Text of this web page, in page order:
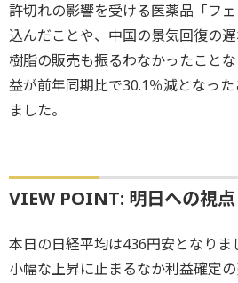
許切れの影響を受ける医薬品「フ
込んだことや、中国の景気回復の
樹脂の販売も振るわなかったこと
益が前年同期比で30.1％減となっ
ました。
VIEW POINT: 明日への視点
本日の日経平均は436円安となり
小幅な上昇に止まるなか利益確定